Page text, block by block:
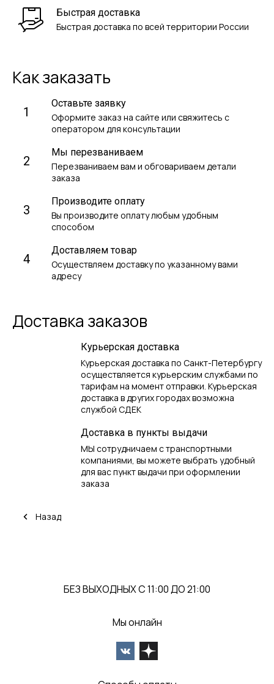
Быстрая доставка
Быстрая доставка по всей территории России
Как заказать
1
Оставьте заявку
Оформите заказ на сайте или свяжитесь с
оператором для консультации
2
Мы перезваниваем
Перезваниваем вам и обговариваем детали
заказа
3
Производите оплату
Вы производите оплату любым удобным
способом
4
Доставляем товар
Осуществляем доставку по указанному вами
адресу
Доставка заказов
Курьерская доставка
Курьерская доставка по Санкт-Петербургу
осуществляется курьерским службами по
тарифам на момент отправки. Курьерская
доставка в других городах возможна
службой СДЕК
Доставка в пункты выдачи
МЫ сотрудничаем с транспортными
компаниями, вы можете выбрать удобный
для вас пункт выдачи при оформлении
заказа
Назад
БЕЗ ВЫХОДНЫХ С 11:00 ДО 21:00
Мы онлайн